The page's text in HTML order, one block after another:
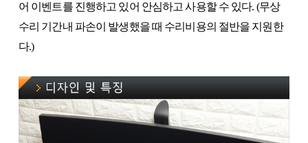
어 이벤트를 진행하고 있어 안심하고 사용할 수 있다. (무상
수리 기간내 파손이 발생했을 때 수리비용의 절반을 지원한
다.)